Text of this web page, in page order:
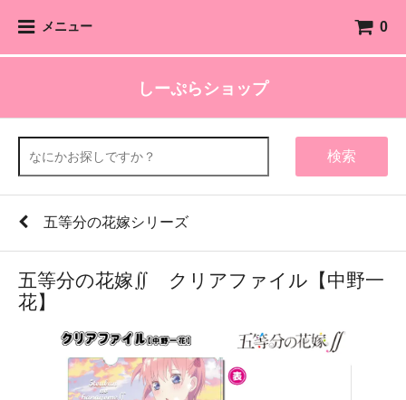
メニュー 0
しーぷらショップ
検索
五等分の花嫁シリーズ
五等分の花嫁∬ クリアファイル【中野一
花】